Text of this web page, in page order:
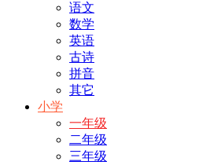
语文
数学
英语
古诗
拼音
其它
小学
一年级
二年级
三年级